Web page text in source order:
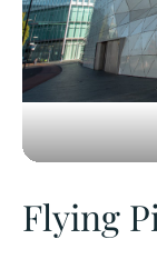
Flying